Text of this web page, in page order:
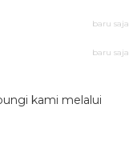
baru saja
baru saja
kami melalui